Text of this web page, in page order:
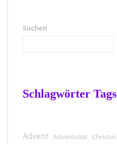
Suchen
Schlagwörter Tags
Advent Adventszeit Christus